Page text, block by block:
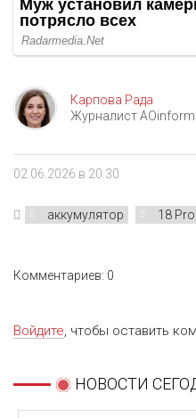
Карпова Рада
Журналист AOinform
02.06.2026 в 20:30
аккумулятор 18
Комментариев: 0
Войдите, чтобы оставить
НОВОСТИ